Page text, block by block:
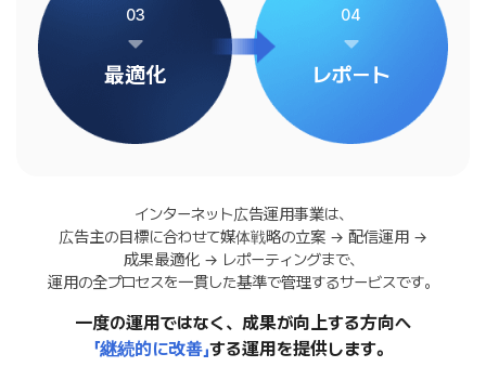
03
最適化
04
レポート
インターネット広告運用事業は、
広告主の目標に合わせて媒体戦略の立案 → 配信運用 →
成果最適化 → レポーティングまで、
運用の全プロセスを一貫した基準で管理するサービスです。
一度の運用ではなく、成果が向上する方向へ
「継続的に改善」する運用を提供します。